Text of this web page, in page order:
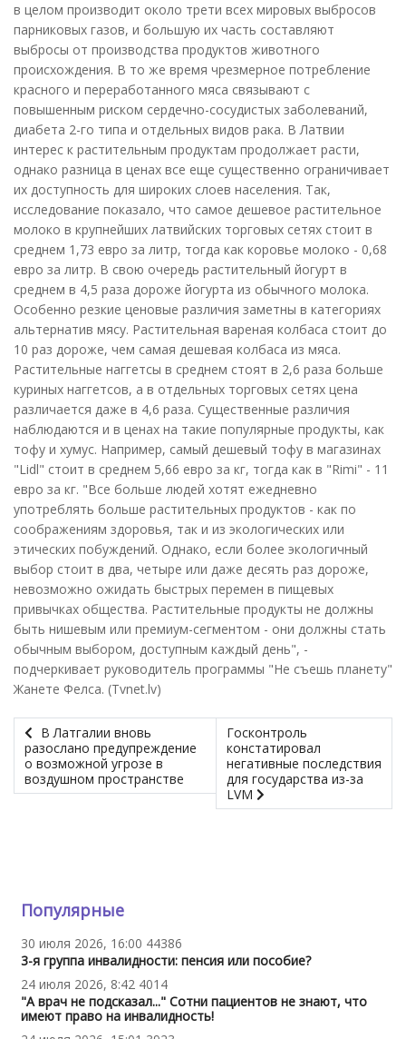
в целом производит около трети всех мировых выбросов
парниковых газов, и большую их часть составляют
выбросы от производства продуктов животного
происхождения. В то же время чрезмерное потребление
красного и переработанного мяса связывают с
повышенным риском сердечно-сосудистых заболеваний,
диабета 2-го типа и отдельных видов рака. В Латвии
интерес к растительным продуктам продолжает расти,
однако разница в ценах все еще существенно ограничивает
их доступность для широких слоев населения. Так,
исследование показало, что самое дешевое растительное
молоко в крупнейших латвийских торговых сетях стоит в
среднем 1,73 евро за литр, тогда как коровье молоко - 0,68
евро за литр. В свою очередь растительный йогурт в
среднем в 4,5 раза дороже йогурта из обычного молока.
Особенно резкие ценовые различия заметны в категориях
альтернатив мясу. Растительная вареная колбаса стоит до
10 раз дороже, чем самая дешевая колбаса из мяса.
Растительные наггетсы в среднем стоят в 2,6 раза больше
куриных наггетсов, а в отдельных торговых сетях цена
различается даже в 4,6 раза. Существенные различия
наблюдаются и в ценах на такие популярные продукты, как
тофу и хумус. Например, самый дешевый тофу в магазинах
"Lidl" стоит в среднем 5,66 евро за кг, тогда как в "Rimi" - 11
евро за кг. "Все больше людей хотят ежедневно
употреблять больше растительных продуктов - как по
соображениям здоровья, так и из экологических или
этических побуждений. Однако, если более экологичный
выбор стоит в два, четыре или даже десять раз дороже,
невозможно ожидать быстрых перемен в пищевых
привычках общества. Растительные продукты не должны
быть нишевым или премиум-сегментом - они должны стать
обычным выбором, доступным каждый день", -
подчеркивает руководитель программы "Не съешь планету"
Жанете Фелса. (Tvnet.lv)
В Латгалии вновь
разослано предупреждение
о возможной угрозе в
воздушном пространстве
Госконтроль
констатировал
негативные последствия
для государства из-за
LVM
Популярные
30 июля 2026, 16:00 44386
3-я группа инвалидности: пенсия или пособие?
24 июля 2026, 8:42 4014
"А врач не подсказал..." Сотни пациентов не знают, что
имеют право на инвалидность!